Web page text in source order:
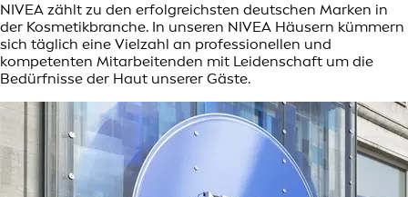
NIVEA zählt zu den erfolgreichsten deutschen Marken in
der Kosmetikbranche. In unseren NIVEA Häusern kümmern
sich täglich eine Vielzahl an professionellen und
kompetenten Mitarbeitenden mit Leidenschaft um die
Bedürfnisse der Haut unserer Gäste.